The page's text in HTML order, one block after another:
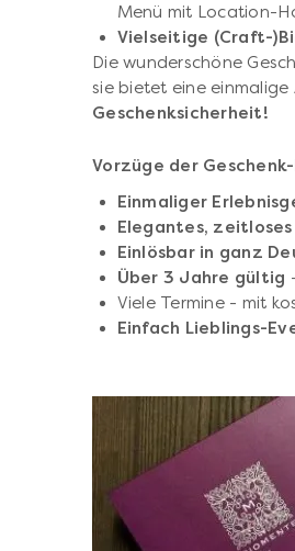
Menü mit Location-
Vielseitige (Craft-
Die wunderschöne
sie bietet eine einmalige
Geschenksicherheit!
Vorzüge der
Einmaliger
Elegantes, zeitloses
Einlösbar in ganz
Über 3 Jahre gültig
Viele Termine - mit
Einfach Lieblings-